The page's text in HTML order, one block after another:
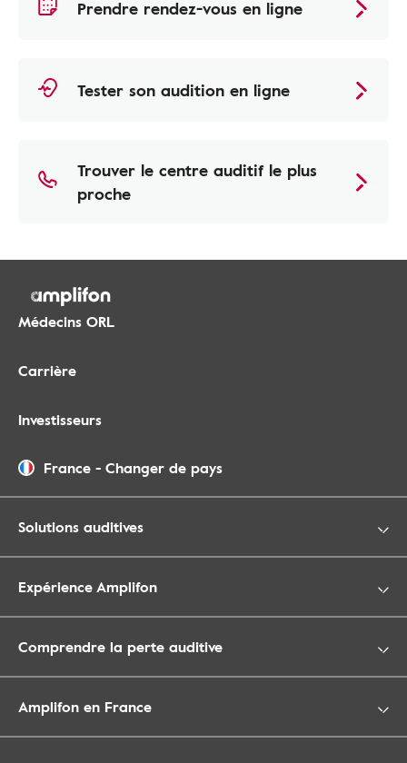
Prendre rendez-vous en ligne
Tester son audition en ligne
Trouver le centre auditif le plus
proche
Médecins ORL
Carrière
Investisseurs
France - Changer de pays
Solutions auditives
Expérience Amplifon
Comprendre la perte auditive
Amplifon en France